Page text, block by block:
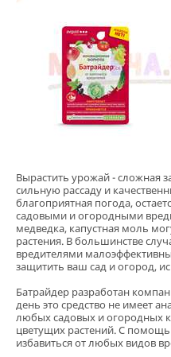
Вырастить урожай - сложная
сильную рассаду и
благоприятная погода,
садовыми и огородными
медведка, капустная моль
растения. В большинстве
вредителями
защитить ваш сад и огород,
Батрайдер разработан
день это средство не имеет
любых садовых и огородных
цветущих растений. С
избавиться от любых видов